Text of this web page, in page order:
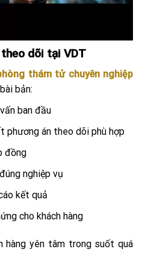
dõi tại VDT
thám tử chuyên nghiệp
bản:
ban đầu
phương án theo dõi phù hợp
đồng
nghiệp vụ
kết quả
cho khách hàng
hàng yên tâm trong suốt quá